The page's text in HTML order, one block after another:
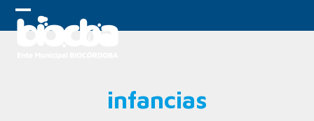
Skip
Open
Close
infancias